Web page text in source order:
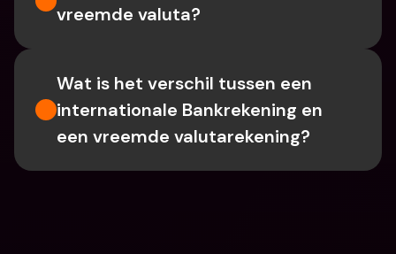
vreemde valuta?
Wat is het verschil tussen een
internationale Bankrekening en
een vreemde valutarekening?